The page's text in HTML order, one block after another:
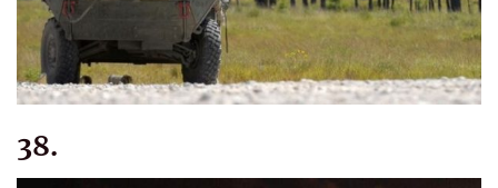
38.